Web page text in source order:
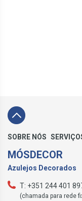
SOBRE NÓS
MÓSDECOR
Azulejos Decorados
T: +351 244 401
(chamada para rede